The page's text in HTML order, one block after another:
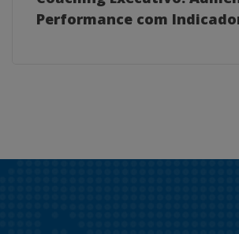
Performance com